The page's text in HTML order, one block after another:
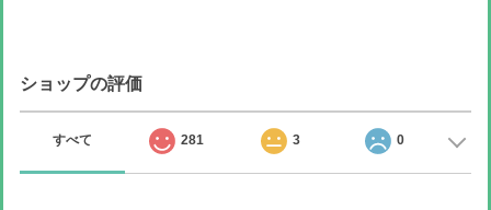
ショップの評価
すべて 281 3 0